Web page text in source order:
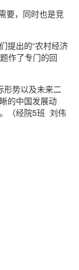
，同时也是竞
提出的“农村经济
作了专门的回
势以及未来二
的中国发展动
（经院5班 刘伟